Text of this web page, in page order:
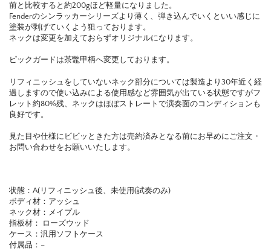
前と比較すると約200gほど軽量になりました。
Fenderのシンラッカーシリーズより薄く、弾き込んでいくといい感じに
塗装が剥げていくよう狙っております。
ネックは変更を加えておらずオリジナルになります。
ピックガードは茶鼈甲柄へ変更しております。
リフィニッシュをしていないネック部分については製造より30年近く経
過しますので使い込みによる使用感など雰囲気が出ている状態ですがフ
レット約80%残、ネックはほぼストレートで演奏面のコンディションも
良好です。
見た目や仕様にビビッときた方は売約済みとなる前にお早めにご注文・
お問い合わせをお願いいたします。
状態：A(リフィニッシュ後、未使用(試奏のみ)
ボディ材： アッシュ
ネック材：メイプル
指板材： ローズウッド
ケース：汎用ソフトケース
付属品： –